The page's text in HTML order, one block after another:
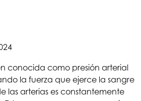
conocida como presión arterial
la fuerza que ejerce la sangre
las arterias es constantemente